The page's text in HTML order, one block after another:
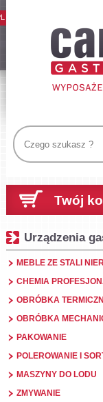
Twój
Urządzenia
MEBLE ZE STALI
CHEMIA
OBRÓBKA
OBRÓBKA
PAKOWANIE
POLEROWANIE I
MASZYNY DO LODU
ZMYWANIE